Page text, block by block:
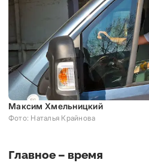
Максим Хмельницкий
Фото: Наталья Крайнова
Главное – время